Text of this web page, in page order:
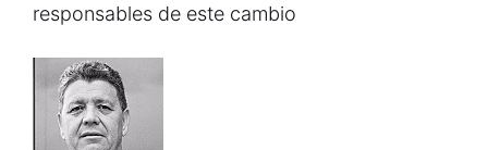
responsables de este cambio